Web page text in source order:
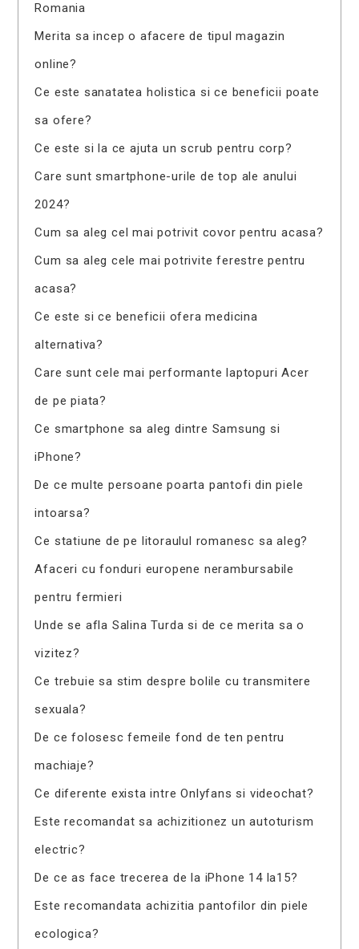
Romania
Merita sa incep o afacere de tipul magazin
online?
Ce este sanatatea holistica si ce beneficii poate
sa ofere?
Ce este si la ce ajuta un scrub pentru corp?
Care sunt smartphone-urile de top ale anului
2024?
Cum sa aleg cel mai potrivit covor pentru acasa?
Cum sa aleg cele mai potrivite ferestre pentru
acasa?
Ce este si ce beneficii ofera medicina
alternativa?
Care sunt cele mai performante laptopuri Acer
de pe piata?
Ce smartphone sa aleg dintre Samsung si
iPhone?
De ce multe persoane poarta pantofi din piele
intoarsa?
Ce statiune de pe litoraulul romanesc sa aleg?
Afaceri cu fonduri europene nerambursabile
pentru fermieri
Unde se afla Salina Turda si de ce merita sa o
vizitez?
Ce trebuie sa stim despre bolile cu transmitere
sexuala?
De ce folosesc femeile fond de ten pentru
machiaje?
Ce diferente exista intre Onlyfans si videochat?
Este recomandat sa achizitionez un autoturism
electric?
De ce as face trecerea de la iPhone 14 la15?
Este recomandata achizitia pantofilor din piele
ecologica?